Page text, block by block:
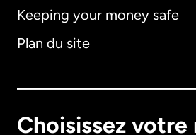
Keeping your money safe
Plan du site
Choisissez votre
Allemagne